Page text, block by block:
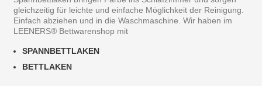
gleichzeitig für leichte und einfache Möglichkeit der Reinigung.
Einfach abziehen und in die Waschmaschine. Wir haben im
LEENERS® Bettwarenshop mit
SPANNBETTLAKEN
BETTLAKEN